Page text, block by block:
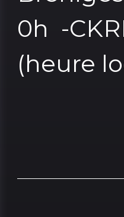
0h -
(heure